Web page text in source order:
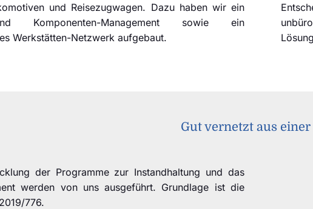
und Reisezugwagen. Dazu haben wir ein
Komponenten-Management sowie ein
Werkstätten-Netzwerk aufgebaut.
Gut vernetzt aus einer
der Programme zur Instandhaltung und das
werden von uns ausgeführt. Grundlage ist die
776.